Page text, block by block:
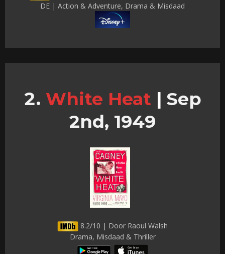
DE | Action & Adventure, Drama & Misdaad
White Heat | Sep
2nd, 1949
8.2/10 | Door Raoul Walsh
Drama, Misdaad & Thriller